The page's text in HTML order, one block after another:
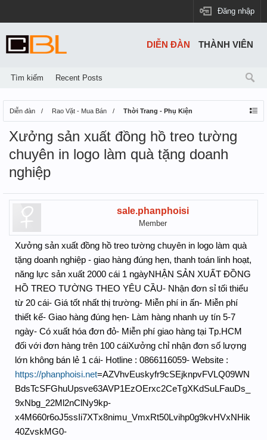
Đăng nhập
Diễn đàn Rao Vặt - Mua Bán Thời Trang - Phụ Kiện
Xưởng sản xuất đồng hồ treo tường
chuyên in logo làm quà tặng doanh
nghiệp
sale.phanphoisi
Member
Xưởng sản xuất đồng hồ treo tường chuyên in logo làm quà
tặng doanh nghiệp - giao hàng đúng hẹn, thanh toán linh hoạt,
năng lực sản xuất 2000 cái 1 ngàyNHẬN SẢN XUẤT ĐỒNG
HỒ TREO TƯỜNG THEO YÊU CẦU- Nhận đơn sỉ tối thiểu
từ 20 cái- Giá tốt nhất thị trường- Miễn phí in ấn- Miễn phí
thiết kế- Giao hàng đúng hẹn- Làm hàng nhanh uy tín 5-7
ngày- Có xuất hóa đơn đỏ- Miễn phí giao hàng tại Tp.HCM
đối với đơn hàng trên 100 cáiXưởng chỉ nhận đơn số lượng
lớn không bán lẻ 1 cái- Hotline : 0866116059- Website :
https://phanphoisi.net=AZVhvEuskyfr9cSEjknpvFVLQ09WN
BdsTcSFGhuUpsve63AVP1EzOErxc2CeTgXKdSuLFauDs_
9xNbg_22Ml2nClNy9kp-
x4M660r6oJ5ssIi7XTx8nimu_VmxRt50Lvihp0g9kvHVxNHik
40ZvskMG0-
DIỄN ĐÀN
Tìm kiếm Recent Posts
THÀNH VIÊN